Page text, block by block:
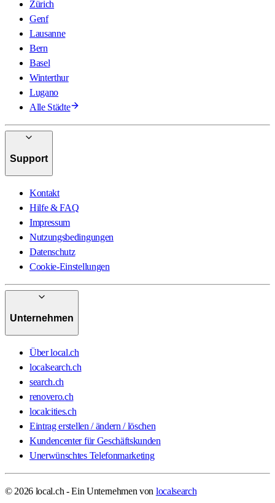
Zürich
Genf
Lausanne
Bern
Basel
Winterthur
Lugano
Alle Städte
Support
Kontakt
Hilfe & FAQ
Impressum
Nutzungsbedingungen
Datenschutz
Cookie-Einstellungen
Unternehmen
Über local.ch
localsearch.ch
search.ch
renovero.ch
localcities.ch
Eintrag erstellen / ändern / löschen
Kundencenter für Geschäftskunden
Unerwünschtes Telefonmarketing
© 2026 local.ch - Ein Unternehmen von localsearch